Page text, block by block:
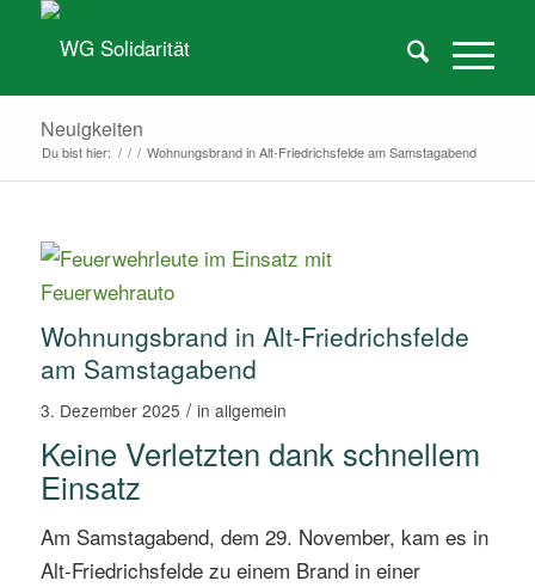
Neuigkeiten
Du bist hier: / / / Wohnungsbrand in Alt-Friedrichsfelde am Samstagabend
Wohnungsbrand in Alt-Friedrichsfelde
am Samstagabend
3. Dezember 2025 / in allgemein
Keine Verletzten dank schnellem
Einsatz
Am Samstagabend, dem 29. November, kam es in
Alt-Friedrichsfelde zu einem Brand in einer